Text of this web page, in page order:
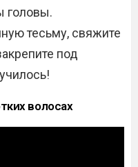
головы.
тесьму, свяжите
под
волосах